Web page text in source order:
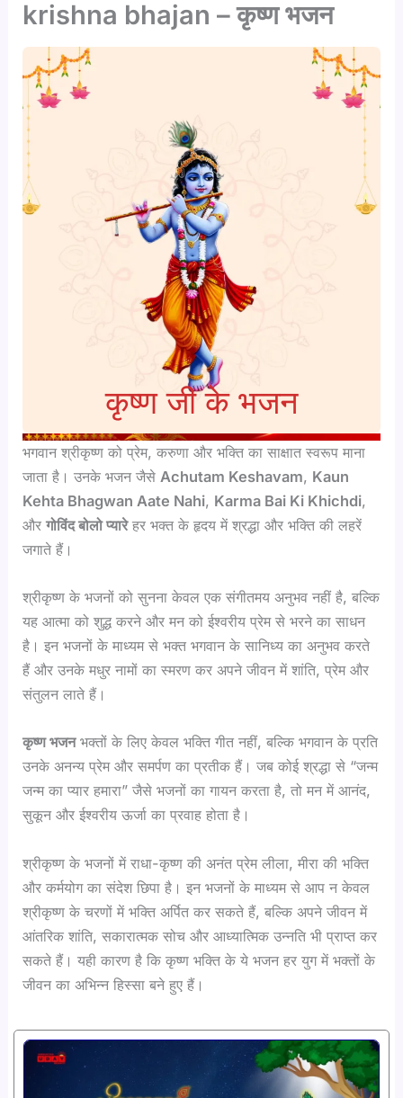
krishna bhajan – कृष्ण भजन
कृष्ण जी के भजन
भगवान श्रीकृष्ण को प्रेम, करुणा और भक्ति का साक्षात स्वरूप माना
जाता है। उनके भजन जैसे Achutam Keshavam, Kaun
Kehta Bhagwan Aate Nahi, Karma Bai Ki Khichdi,
औरगोविंद बोलो प्यारेहर भक्त के हृदय में श्रद्धा और भक्ति की लहरें
जगाते हैं।
श्रीकृष्ण के भजनों को सुनना केवल एक संगीतमय अनुभव नहीं है, बल्कि
यह आत्मा को शुद्ध करने और मन को ईश्वरीय प्रेम से भरने का साधन
है। इन भजनों के माध्यम से भक्त भगवान के सानिध्य का अनुभव करते
हैं और उनके मधुर नामों का स्मरण कर अपने जीवन में शांति, प्रेम और
संतुलन लाते हैं।
कृष्ण भजनभक्तों के लिए केवल भक्ति गीत नहीं, बल्कि भगवान के प्रति
उनके अनन्य प्रेम और समर्पण का प्रतीक हैं। जब कोई श्रद्धा से “जन्म
जन्म का प्यार हमारा” जैसे भजनों का गायन करता है, तो मन में आनंद,
सुकून और ईश्वरीय ऊर्जा का प्रवाह होता है।
श्रीकृष्ण के भजनों में राधा-कृष्ण की अनंत प्रेम लीला, मीरा की भक्ति
और कर्मयोग का संदेश छिपा है। इन भजनों के माध्यम से आप न केवल
श्रीकृष्ण के चरणों में भक्ति अर्पित कर सकते हैं, बल्कि अपने जीवन में
आंतरिक शांति, सकारात्मक सोच और आध्यात्मिक उन्नति भी प्राप्त कर
सकते हैं। यही कारण है कि कृष्ण भक्ति के ये भजन हर युग में भक्तों के
जीवन का अभिन्न हिस्सा बने हुए हैं।